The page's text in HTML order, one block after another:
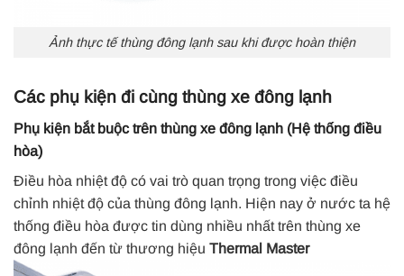
Ảnh thực tế thùng đông lạnh sau khi được hoàn thiện
Các phụ kiện đi cùng thùng xe đông lạnh
Phụ kiện bắt buộc trên thùng xe đông lạnh (Hệ thống điều
hòa)
Điều hòa nhiệt độ có vai trò quan trọng trong việc điều
chỉnh nhiệt độ của thùng đông lạnh. Hiện nay ở nước ta hệ
thống điều hòa được tin dùng nhiều nhất trên thùng xe
đông lạnh đến từ thương hiệu Thermal Master